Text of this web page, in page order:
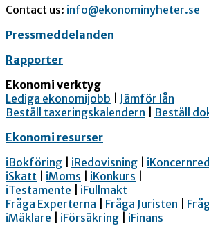
Contact us: info@ekonominyheter.se
Pressmeddelanden
Rapporter
Ekonomi verktyg
Lediga ekonomijobb
Jämför lån
Beställ taxeringskalendern
Beställ
Ekonomi resurser
iBokföring
iRedovisning
iSkatt
iMoms iKonkurs
iTestamente
iFullmakt
Fråga Experterna
Fråga Juristen
iMäklare
iFörsäkring iFinans